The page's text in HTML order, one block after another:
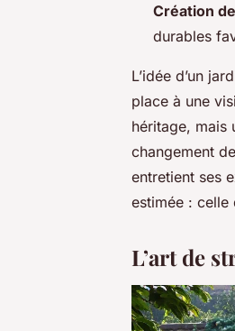
Création
durables
L’idée d’un
place à une
héritage, mais
changement
entretient ses
estimée : celle
L’art de